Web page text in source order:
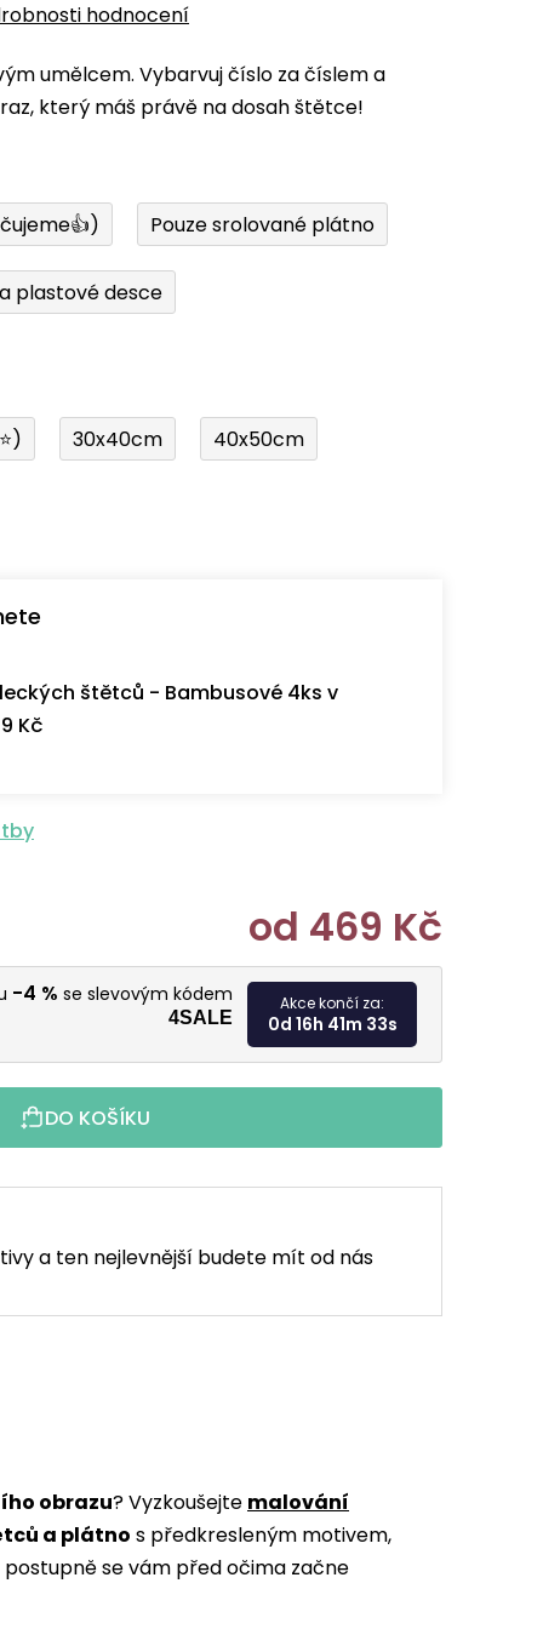
hodnocení
umělcem. Vybarvuj číslo za číslem a
který máš právě na dosah štětce!
Pouze srolované plátno
plastové desce
30x40cm 40x50cm
štětců - Bambusové 4ks v
Kč
od 469 Kč
Měrná
-4 % se slevovým kódem
4SALE
Akce končí za:
0d 16h 41m 32s
DO KOŠÍKU
a ten nejlevnější budete mít od nás
obrazu? Vyzkoušejte malování
a plátno s předkresleným motivem,
se vám před očima začne